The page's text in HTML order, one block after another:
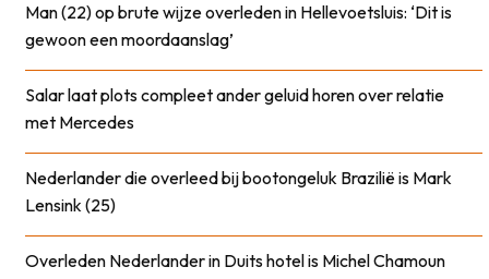
Man (22) op brute wijze overleden in Hellevoetsluis: ‘Dit is
gewoon een moordaanslag’
Salar laat plots compleet ander geluid horen over relatie
met Mercedes
Nederlander die overleed bij bootongeluk Brazilië is Mark
Lensink (25)
Overleden Nederlander in Duits hotel is Michel Chamoun